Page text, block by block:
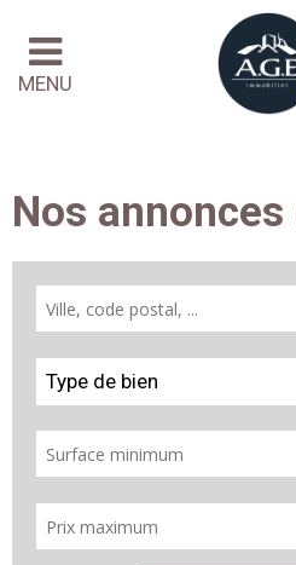
MENU
Nos
Type de bien